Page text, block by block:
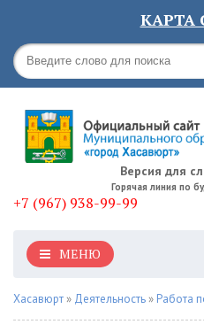
КАРТА
Версия для
Горячая линия по
+7 (967) 938-99-99
МЕНЮ
Хасавюрт » Деятельность » Работа по